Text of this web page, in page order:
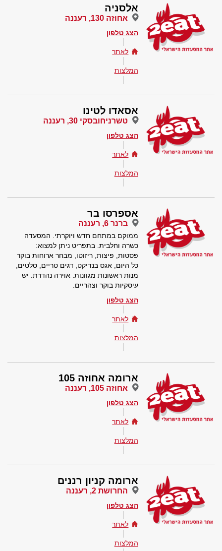
אלסניה
אחוזה 130, רעננה
הצג טלפון
לאתר
המלצות
אסאדו לטינו
טשרניחובסקי 30, רעננה
הצג טלפון
לאתר
המלצות
אספרסו בר
ברנר 6, רעננה
ממוקם במתחם חדש ויוקרתי. המסעדה
כשרה וחלבית. בתפריט ניתן למצוא:
פסטות, פיצות, ריזוטו, מבחר ארוחות בוקר
כל היום, אגס בנדיקט, דגים טריים, סלטים,
מנות ראשונות מגוונות. אוירה נהדרת. יש
עיסקיות בוקר וצהריים.
הצג טלפון
לאתר
המלצות
ארומה אחוזה 105
אחוזה 105, רעננה
הצג טלפון
לאתר
המלצות
ארומה קניון רננים
החרושת 2, רעננה
הצג טלפון
לאתר
המלצות